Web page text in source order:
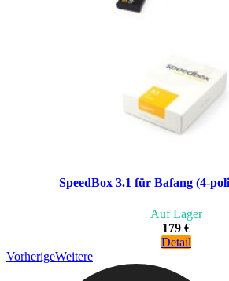
SpeedBox 3.1 für Bafang (4-
Auf Lager
179 €
Detail
VorherigeWeitere